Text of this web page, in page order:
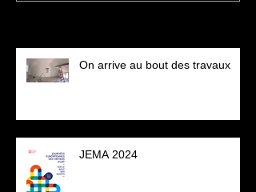
On arrive au bout des travaux
JEMA 2024